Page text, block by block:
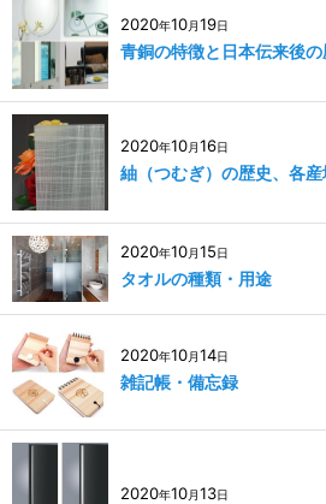
2020年10月19日
青銅の特徴と日本伝来後の
2020年10月16日
紬（つむぎ）の歴史、各
2020年10月15日
タオルの種類・用途
2020年10月14日
雑記帳・備忘録
2020年10月13日